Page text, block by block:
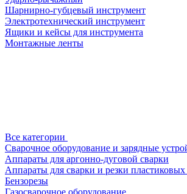
Шарнирно-губцевый инструмент
Электротехнический инструмент
Ящики и кейсы для инструмента
Монтажные ленты
Все категории
Сварочное оборудование и зарядные
Аппараты для аргонно-дуговой сварки
Аппараты для сварки и резки пластиковых
Бензорезы
Газосварочное оборудование